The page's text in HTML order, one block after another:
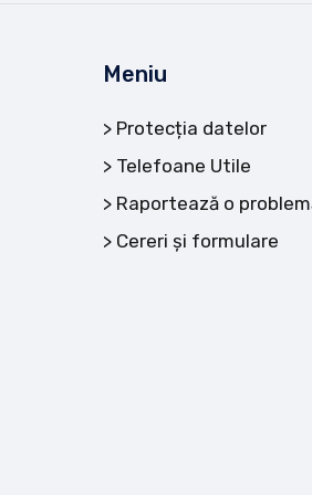
Meniu
Protecția datelor
Telefoane Utile
Raportează o
Cereri și formulare